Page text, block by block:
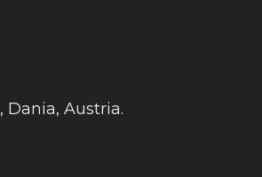
Dania, Austria.